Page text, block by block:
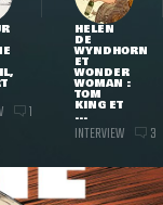
1
HELEN
DE
WYNDHORN
ET
WONDER
WOMAN :
TOM
KING ET
...
INTERVIEW 3